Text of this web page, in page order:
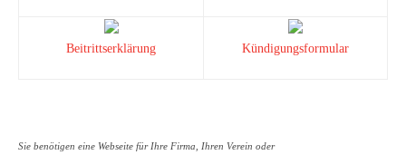
Beitrittserklärung Kündigungsformular
Sie benötigen eine Webseite für Ihre Firma, Ihren Verein oder